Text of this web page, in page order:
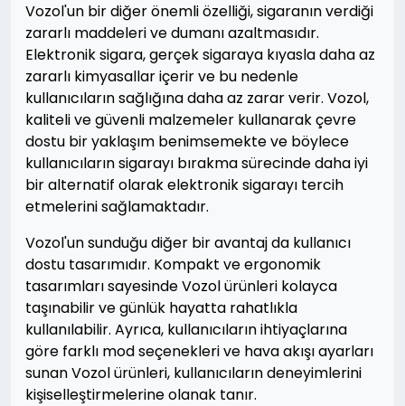
Vozol'un bir diğer önemli özelliği, sigaranın verdiği
zararlı maddeleri ve dumanı azaltmasıdır.
Elektronik sigara, gerçek sigaraya kıyasla daha az
zararlı kimyasallar içerir ve bu nedenle
kullanıcıların sağlığına daha az zarar verir. Vozol,
kaliteli ve güvenli malzemeler kullanarak çevre
dostu bir yaklaşım benimsemekte ve böylece
kullanıcıların sigarayı bırakma sürecinde daha iyi
bir alternatif olarak elektronik sigarayı tercih
etmelerini sağlamaktadır.
Vozol'un sunduğu diğer bir avantaj da kullanıcı
dostu tasarımıdır. Kompakt ve ergonomik
tasarımları sayesinde Vozol ürünleri kolayca
taşınabilir ve günlük hayatta rahatlıkla
kullanılabilir. Ayrıca, kullanıcıların ihtiyaçlarına
göre farklı mod seçenekleri ve hava akışı ayarları
sunan Vozol ürünleri, kullanıcıların deneyimlerini
kişiselleştirmelerine olanak tanır.